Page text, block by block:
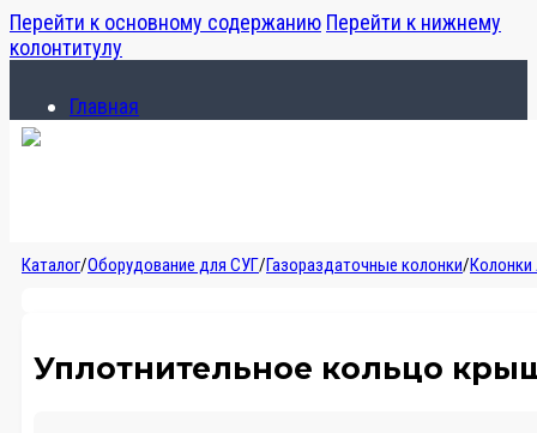
Перейти к основному содержанию Перейти к нижнему
колонтитулу
Главная
Каталог
Каталог/Оборудование для СУГ/Газораздаточные колонки/Колонки
Уплотнительное кольцо